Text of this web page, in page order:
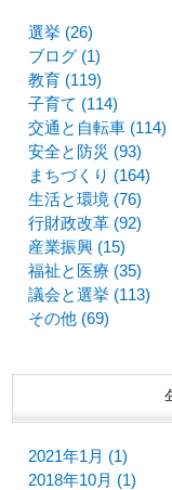
選挙 (26)
ブログ (1)
教育 (119)
子育て (114)
交通と自転車 (114)
安全と防災 (93)
まちづくり (164)
生活と環境 (76)
行財政改革 (92)
産業振興 (15)
福祉と医療 (35)
議会と選挙 (113)
その他 (69)
2021年1月 (1)
2018年10月 (1)